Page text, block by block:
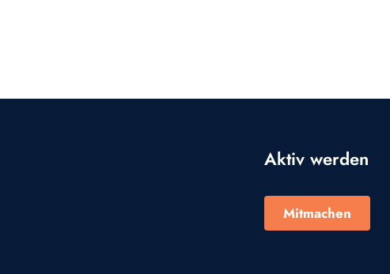
Aktiv werden
Mitmachen